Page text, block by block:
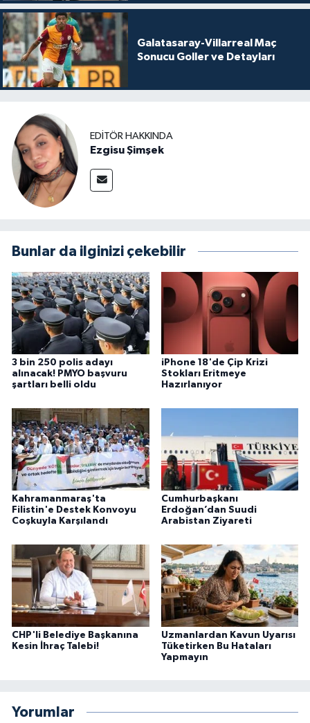
Galatasaray-Villarreal Maç
Sonucu Goller ve Detayları
EDITÖR HAKKINDA
Ezgisu Şimşek
Bunlar da ilginizi çekebilir
3 bin 250 polis adayı
alınacak! PMYO başvuru
şartları belli oldu
iPhone 18'de Çip Krizi
Stokları Eritmeye
Hazırlanıyor
Kahramanmaraş'ta
Filistin'e Destek Konvoyu
Coşkuyla Karşılandı
Cumhurbaşkanı
Erdoğan’dan Suudi
Arabistan Ziyareti
CHP'li Belediye Başkanına
Kesin İhraç Talebi!
Uzmanlardan Kavun Uyarısı
Tüketirken Bu Hataları
Yapmayın
Yorumlar